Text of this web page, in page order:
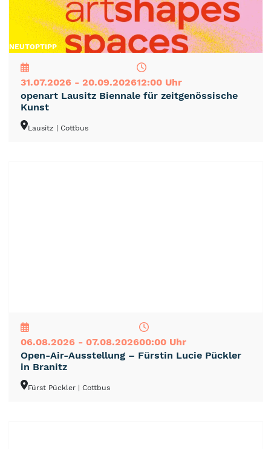
NEUTOPTIPP
31.07.2026 - 20.09.202612:00 Uhr
openart Lausitz Biennale für zeitgenössische
Kunst
Lausitz | Cottbus
06.08.2026 - 07.08.202600:00 Uhr
Open-Air-Ausstellung – Fürstin Lucie Pückler
in Branitz
Fürst Pückler | Cottbus